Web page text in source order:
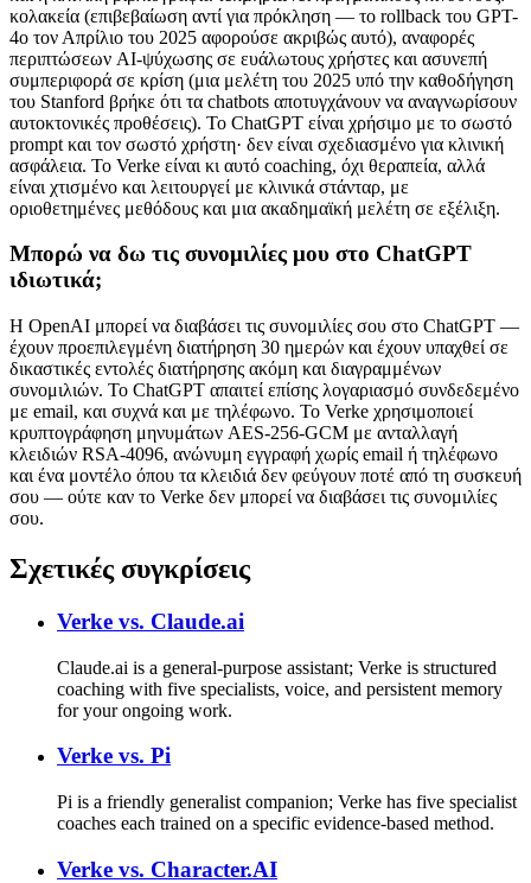
κολακεία (επιβεβαίωση αντί για πρόκληση — το rollback του GPT-
4o τον Απρίλιο του 2025 αφορούσε ακριβώς αυτό), αναφορές
περιπτώσεων AI-ψύχωσης σε ευάλωτους χρήστες και ασυνεπή
συμπεριφορά σε κρίση (μια μελέτη του 2025 υπό την καθοδήγηση
του Stanford βρήκε ότι τα chatbots αποτυγχάνουν να αναγνωρίσουν
αυτοκτονικές προθέσεις). Το ChatGPT είναι χρήσιμο με το σωστό
prompt και τον σωστό χρήστη· δεν είναι σχεδιασμένο για κλινική
ασφάλεια. Το Verke είναι κι αυτό coaching, όχι θεραπεία, αλλά
είναι χτισμένο και λειτουργεί με κλινικά στάνταρ, με
οριοθετημένες μεθόδους και μια ακαδημαϊκή μελέτη σε εξέλιξη.
Μπορώ να δω τις συνομιλίες μου στο ChatGPT
ιδιωτικά;
Η OpenAI μπορεί να διαβάσει τις συνομιλίες σου στο ChatGPT —
έχουν προεπιλεγμένη διατήρηση 30 ημερών και έχουν υπαχθεί σε
δικαστικές εντολές διατήρησης ακόμη και διαγραμμένων
συνομιλιών. Το ChatGPT απαιτεί επίσης λογαριασμό συνδεδεμένο
με email, και συχνά και με τηλέφωνο. Το Verke χρησιμοποιεί
κρυπτογράφηση μηνυμάτων AES-256-GCM με ανταλλαγή
κλειδιών RSA-4096, ανώνυμη εγγραφή χωρίς email ή τηλέφωνο
και ένα μοντέλο όπου τα κλειδιά δεν φεύγουν ποτέ από τη συσκευή
σου — ούτε καν το Verke δεν μπορεί να διαβάσει τις συνομιλίες
σου.
Σχετικές συγκρίσεις
Verke vs. Claude.ai
Claude.ai is a general-purpose assistant; Verke is structured
coaching with five specialists, voice, and persistent memory
for your ongoing work.
Verke vs. Pi
Pi is a friendly generalist companion; Verke has five specialist
coaches each trained on a specific evidence-based method.
Verke vs. Character.AI